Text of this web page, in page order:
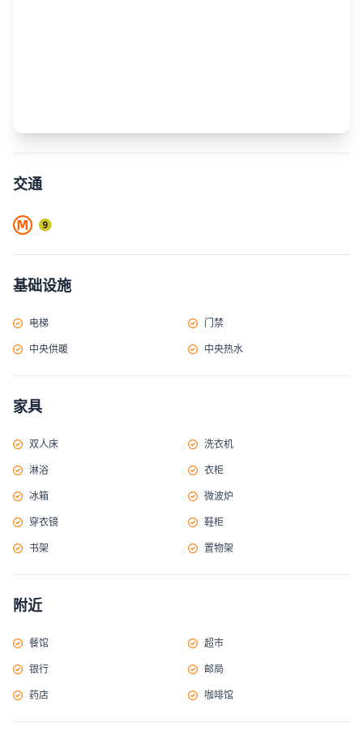
交通
基础设施
电梯 门禁
中央供暖 中央热水
家具
双人床 洗衣机
淋浴 衣柜
冰箱 微波炉
穿衣镜 鞋柜
书架 置物架
附近
餐馆 超市
银行 邮局
药店 咖啡馆